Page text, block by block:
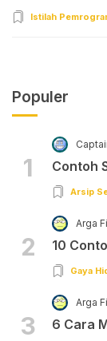
Istilah
Populer
1 Contoh
Arsip
2
Arga
10
Gaya
3
Arga
6 Cara